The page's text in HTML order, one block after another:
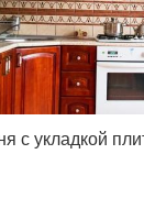
с укладкой